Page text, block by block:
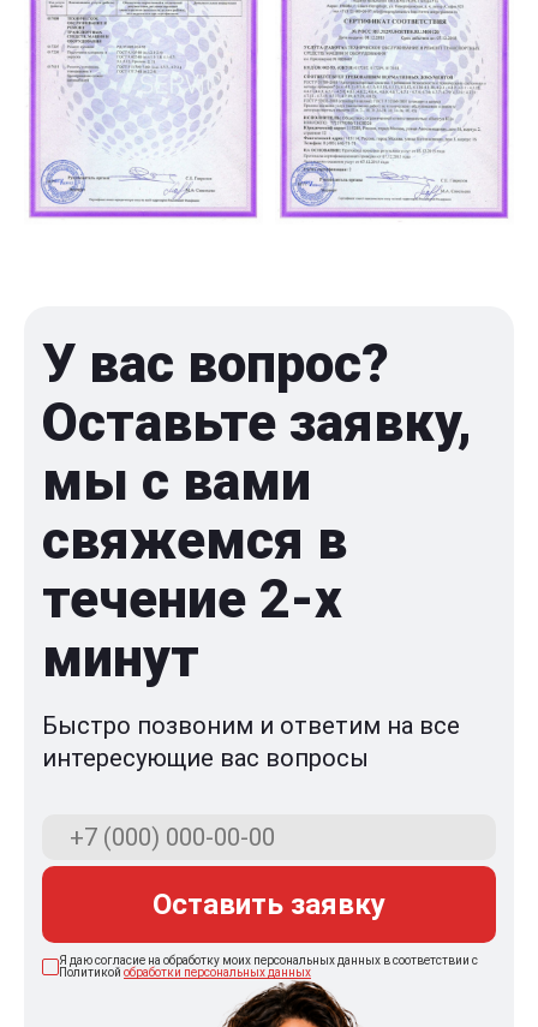
У вас вопрос?
Оставьте заявку,
мы с вами
свяжемся в
течение 2-x
минут
Быстро позвоним и ответим на все
интересующие вас вопросы
Оставить заявку
Я даю согласие на обработку моих персональных данных в соответствии с
Политикой обработки персональных данных